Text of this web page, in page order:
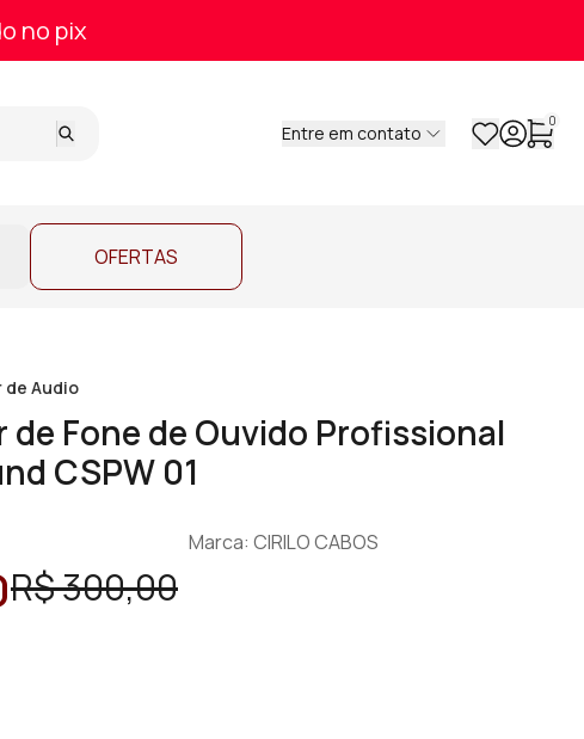
no pix
Entre em contato
0
OFERTAS
de Audio
Fone de Ouvido Profissional
CSPW 01
Marca: CIRILO CABOS
R$ 300,00